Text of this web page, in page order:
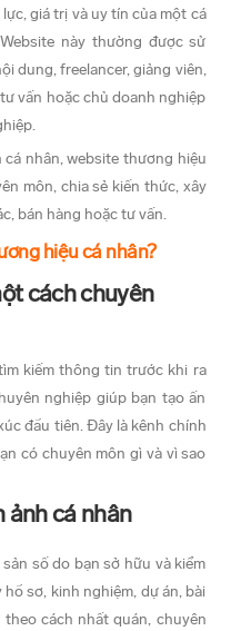
giá trị và uy tín của một cá
này thường được sử
dung, freelancer, giảng viên,
vấn hoặc chủ doanh nghiệp
nhân, website thương hiệu
môn, chia sẻ kiến thức, xây
bán hàng hoặc tư vấn.
hiệu cá nhân?
cách chuyên
kiếm thông tin trước khi ra
nghiệp giúp bạn tạo ấn
đầu tiên. Đây là kênh chính
có chuyên môn gì và vì sao
ảnh cá nhân
số do bạn sở hữu và kiểm
sơ, kinh nghiệm, dự án, bài
cách nhất quán, chuyên